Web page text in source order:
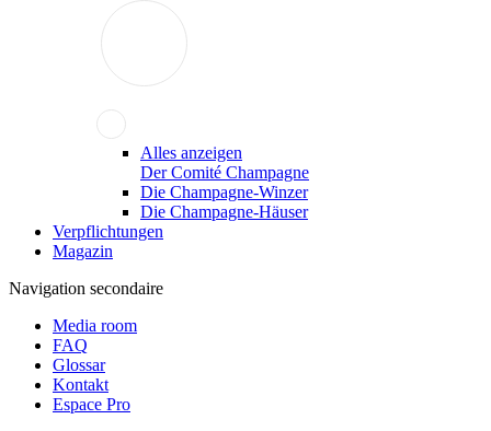
Alles anzeigen
Der Comité Champagne
Die Champagne-Winzer
Die Champagne-Häuser
Verpflichtungen
Magazin
Navigation secondaire
Media room
FAQ
Glossar
Kontakt
Espace Pro